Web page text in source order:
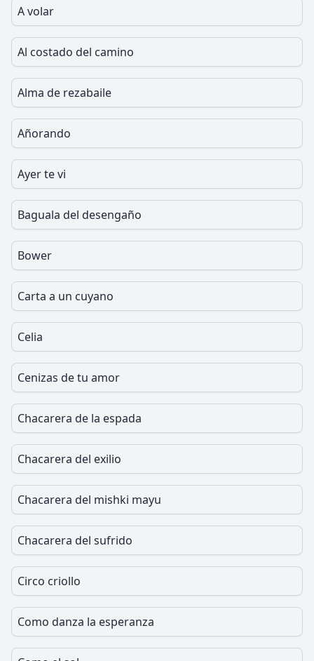
A volar
Al costado del camino
Alma de rezabaile
Añorando
Ayer te vi
Baguala del desengaño
Bower
Carta a un cuyano
Celia
Cenizas de tu amor
Chacarera de la espada
Chacarera del exilio
Chacarera del mishki mayu
Chacarera del sufrido
Circo criollo
Como danza la esperanza